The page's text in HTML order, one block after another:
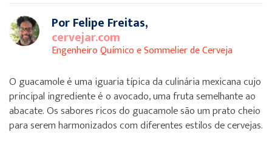
Por Felipe Freitas,
cervejar.com
Engenheiro Químico e Sommelier de Cerveja
O guacamole é uma iguaria típica da culinária mexicana cujo
principal ingrediente é o avocado, uma fruta semelhante ao
abacate. Os sabores ricos do guacamole são um prato cheio
para serem harmonizados com diferentes estilos de cervejas.